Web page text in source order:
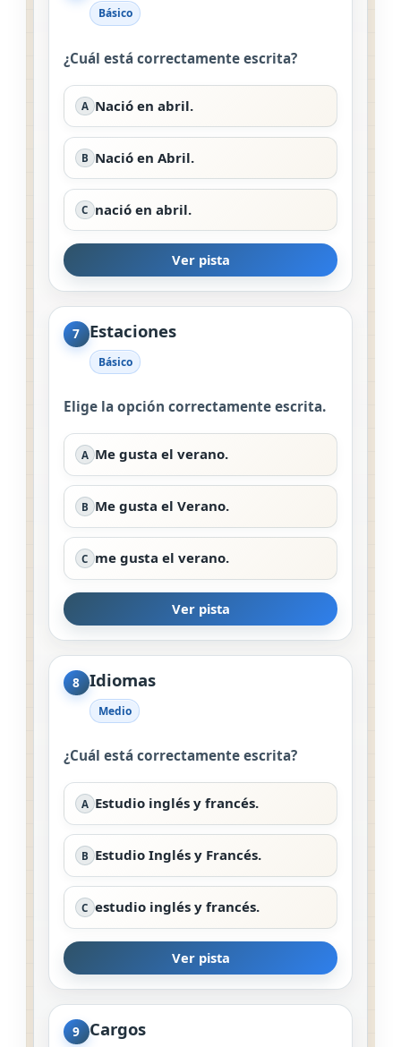
Básico
¿Cuál está correctamente escrita?
A Nació en abril.
B Nació en Abril.
C nació en abril.
Ver pista
7 Estaciones
Básico
Elige la opción correctamente escrita.
A Me gusta el verano.
B Me gusta el Verano.
C me gusta el verano.
Ver pista
8 Idiomas
Medio
¿Cuál está correctamente escrita?
A Estudio inglés y francés.
B Estudio Inglés y Francés.
C estudio inglés y francés.
Ver pista
9 Cargos